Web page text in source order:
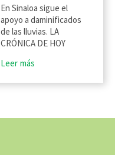
En Sinaloa sigue el
apoyo a daminificados
de las lluvias. LA
CRÓNICA DE HOY
Leer más